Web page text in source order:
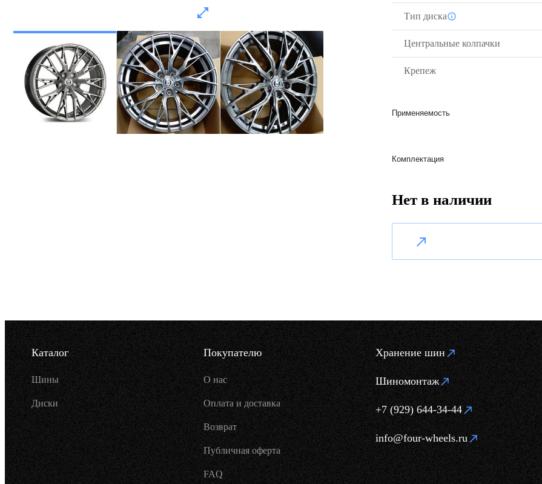
Тип диска
Центральные колпачки
Крепеж
Применяемость
Комплектация
Нет в наличии
Каталог
Шины
Диски
Покупателю
О нас
Оплата и доставка
Возврат
Публичная оферта
FAQ
Хранение шин
Шиномонтаж
+7 (929) 644-34-44
info@four-wheels.ru